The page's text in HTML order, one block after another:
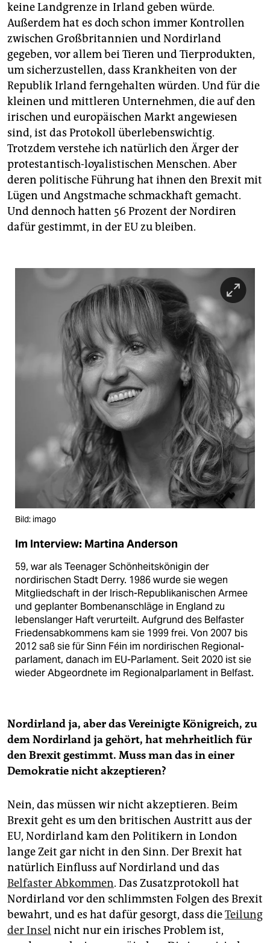
keine Landgrenze in Irland geben würde.
Außerdem hat es doch schon immer Kon­trol­len
zwischen Großbritannien und Nordirland
gegeben, vor allem bei Tieren und Tierprodukten,
um sicherzustellen, dass Krankheiten von der
Republik Irland ferngehalten würden. Und für die
kleinen und mittleren Unternehmen, die auf den
irischen und europäischen Markt angewiesen
sind, ist das Protokoll überlebenswichtig.
Trotzdem verstehe ich natürlich den Ärger der
protestantisch-loyalistischen Menschen. Aber
deren politische Führung hat ihnen den Brexit mit
Lügen und Angstmache schmackhaft gemacht.
Und dennoch hatten 56 Prozent der Nordiren
dafür gestimmt, in der EU zu bleiben.
Bild: imago
Im Interview: Martina Anderson
59, war als Teenager Schönheitskönigin der
nordirischen Stadt Derry. 1986 wurde sie wegen
Mitgliedschaft in der Irisch-Republikanischen Armee
und geplanter Bombenanschläge in England zu
lebenslanger Haft verurteilt. Aufgrund des Belfaster
Friedensabkommens kam sie 1999 frei. Von 2007 bis
2012 saß sie für Sinn Féin im nordirischen Regional­
parla­ment, danach im EU-­Parla­ment. Seit 2020 ist sie
wieder Abgeordnete im Regional­parlament in Belfast.
Nordirland ja, aber das Vereinigte Königreich, zu
dem Nordirland ja gehört, hat mehrheitlich für
den Brexit gestimmt. Muss man das in einer
Demokratie nicht akzeptieren?
Nein, das müssen wir nicht akzeptieren. Beim
Brexit geht es um den britischen Austritt aus der
EU, Nordirland kam den Politikern in London
lange Zeit gar nicht in den Sinn. Der Brexit hat
natürlich Einfluss auf Nordirland und das
Belfaster Abkommen. Das Zusatzprotokoll hat
Nordirland vor den schlimmsten Folgen des Brexit
bewahrt, und es hat dafür gesorgt, dass dieTeilung
der Insel nicht nur ein irisches Problem ist,